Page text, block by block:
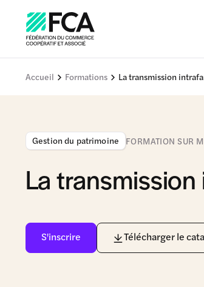
Accueil Formations La transmission
Gestion du patrimoine FORMATION SUR
La
S'inscrire Télécharger le